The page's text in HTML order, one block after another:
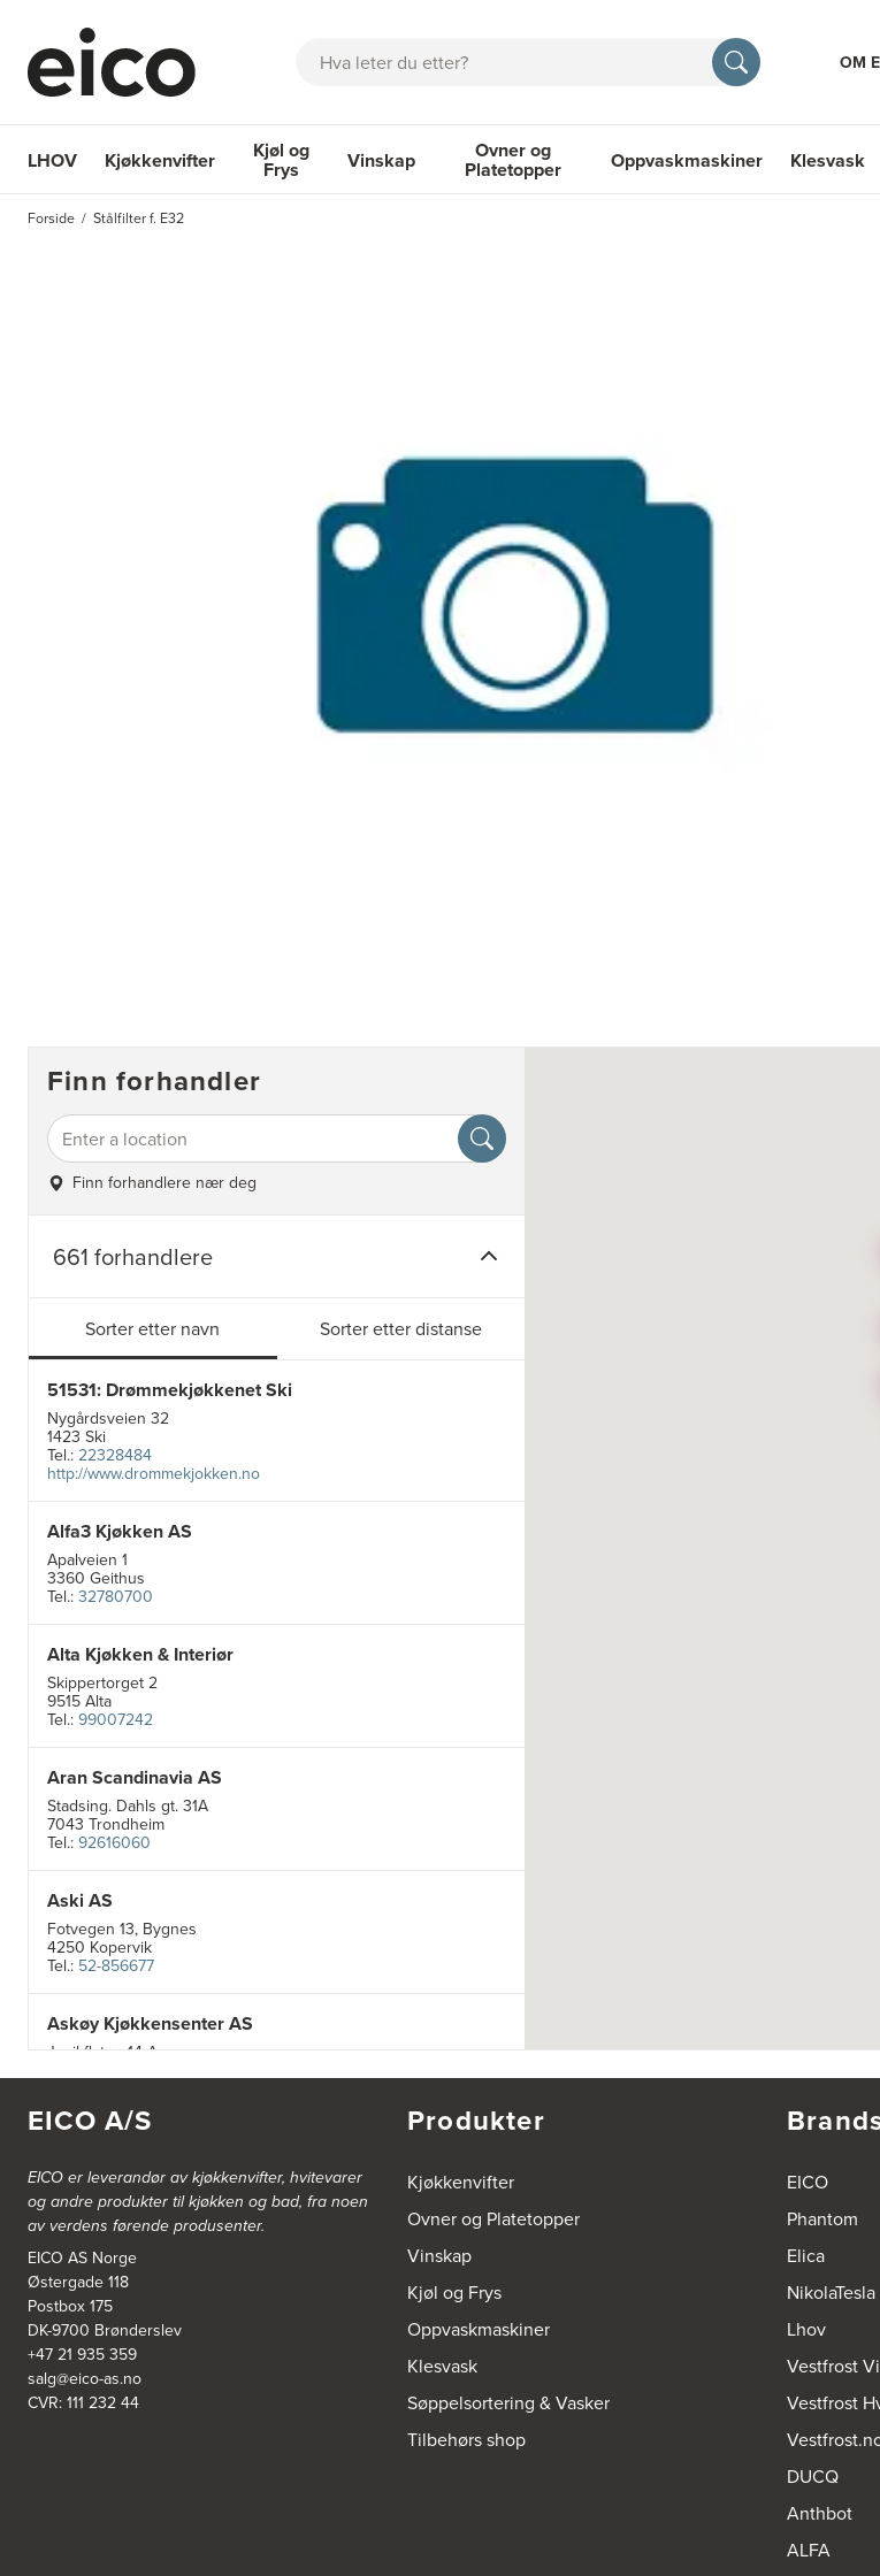
Søk OM
LHOV Kjøkkenvifter
Kjøkkenvifter
Kjøl og
Frys Vinskap Ovner og
Platetopper Oppvaskmaskiner Klesvask
Forside
Stålfilter f. E32
Finn forhandler
Finn forhandlere nær deg
661 forhandlere
Sorter etter navn Sorter etter distanse
51531: Drømmekjøkkenet Ski
Nygårdsveien 32
1423 Ski
Tel.: 22328484
http://www.drommekjokken.no
Alfa3 Kjøkken AS
Apalveien 1
3360 Geithus
Tel.: 32780700
Alta Kjøkken & Interiør
Skippertorget 2
9515 Alta
Tel.: 99007242
Aran Scandinavia AS
Stadsing. Dahls gt. 31A
7043 Trondheim
Tel.: 92616060
Aski AS
Fotvegen 13, Bygnes
4250 Kopervik
Tel.: 52-856677
Askøy Kjøkkensenter AS
Juvikflaten 14 A
https://jke-design.com/no/butikk/jke-askoey
Aurland Elektriske AS
Odden 10 A
5745 Aurland
Tel.:57-633463
Bekkestua kjøkkenstudio as
Gamle Ringeriksvei 32
1357 Bekkestua
Tel.:99228877
Bergen Kjøkkensenter A/S
EICO A/S
EICO er leverandør av kjøkkenvifter, hvitevarer
og andre produkter til kjøkken og bad, fra noen
av verdens førende produsenter.
EICO AS Norge
Østergade 118
Postbox 175
DK-9700 Brønderslev
+47 21 935 359
salg@eico-as.no
CVR: 111 232 44
Produkter
Kjøkkenvifter
Ovner og Platetopper
Vinskap
Kjøl og Frys
Oppvaskmaskiner
Klesvask
Søppelsortering & Vasker
Tilbehørs shop
EICO
Phantom
Elica
NikolaTesla
Lhov
Vestfrost
Vestfrost
DUCQ
Anthbot
ALFA